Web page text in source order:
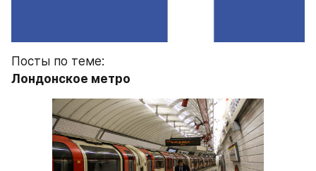
Посты по теме:
Лондонское метро